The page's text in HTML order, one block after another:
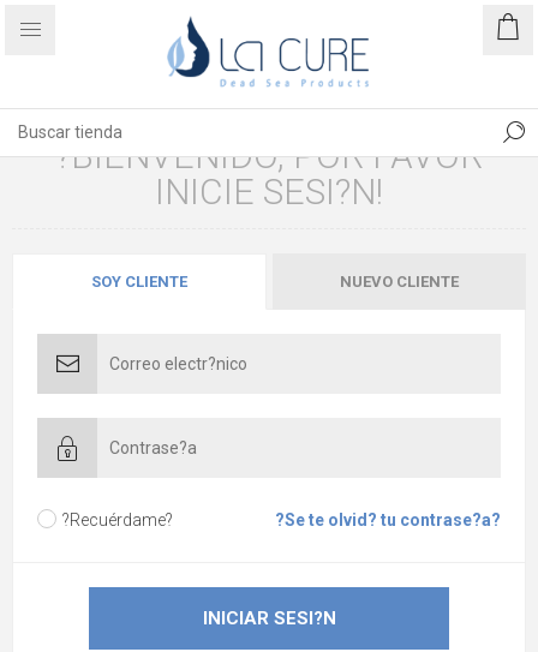
?BIENVENIDO, POR FAVOR
INICIE SESI?N!
SOY CLIENTE NUEVO CLIENTE
?Recuérdame? ?Se te olvid? tu contrase?a?